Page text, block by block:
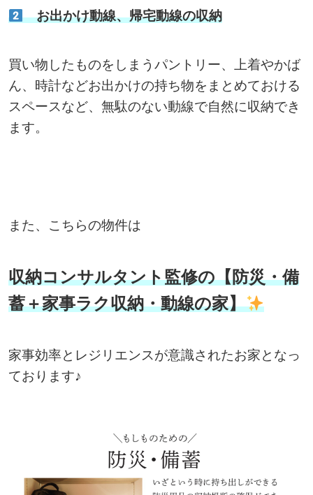
お出かけ動線、帰宅動線の収納
買い物したものをしまうパントリー、上着やかば
ん、時計などお出かけの持ち物をまとめておける
スペースなど、無駄のない動線で自然に収納でき
ます。
また、こちらの物件は
収納コンサルタント監修の【防災・備
蓄＋家事ラク収納・動線の家】
家事効率とレジリエンスが意識されたお家となっ
ております♪